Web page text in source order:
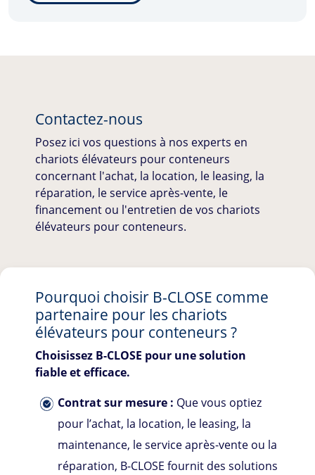
Contactez-nous
Posez ici vos questions à nos experts en
chariots élévateurs pour conteneurs
concernant l'achat, la location, le leasing, la
réparation, le service après-vente, le
financement ou l'entretien de vos chariots
élévateurs pour conteneurs.
Pourquoi choisir B-CLOSE comme
partenaire pour les chariots
élévateurs pour conteneurs ?
Choisissez B-CLOSE pour une solution
fiable et efficace.
Contrat sur mesure : Que vous optiez
pour l’achat, la location, le leasing, la
maintenance, le service après-vente ou la
réparation, B-CLOSE fournit des solutions